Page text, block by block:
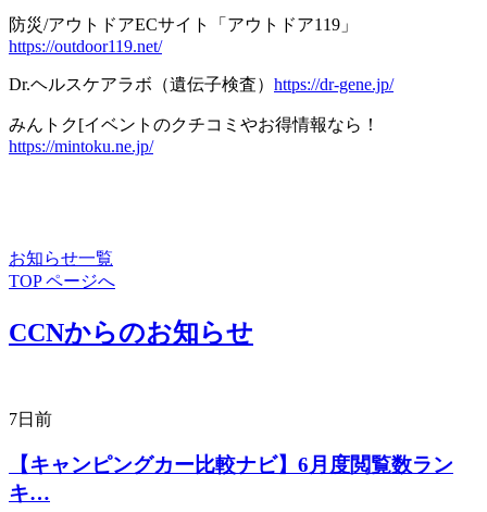
防災/アウトドアECサイト「アウトドア119」
https://outdoor119.net/
Dr.ヘルスケアラボ（遺伝子検査） https://dr-gene.jp/
みんトク[イベントのクチコミやお得情報なら！
https://mintoku.ne.jp/
お知らせ一覧
TOP ページへ
CCNからのお知らせ
7日前
【キャンピングカー比較ナビ】6月度閲覧数ラン
キ…